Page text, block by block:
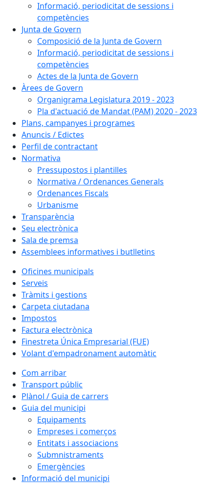
Informació, periodicitat de sessions i
competències
Junta de Govern
Composició de la Junta de Govern
Informació, periodicitat de sessions i
competències
Actes de la Junta de Govern
Àrees de Govern
Organigrama Legislatura 2019 - 2023
Pla d'actuació de Mandat (PAM) 2020 - 2023
Plans, campanyes i programes
Anuncis / Edictes
Perfil de contractant
Normativa
Pressupostos i plantilles
Normativa / Ordenances Generals
Ordenances Fiscals
Urbanisme
Transparència
Seu electrònica
Sala de premsa
Assemblees informatives i butlletins
Oficines municipals
Serveis
Tràmits i gestions
Carpeta ciutadana
Impostos
Factura electrònica
Finestreta Única Empresarial (FUE)
Volant d'empadronament automàtic
Com arribar
Transport públic
Plànol / Guia de carrers
Guia del municipi
Equipaments
Empreses i comerços
Entitats i associacions
Submnistraments
Emergències
Informació del municipi